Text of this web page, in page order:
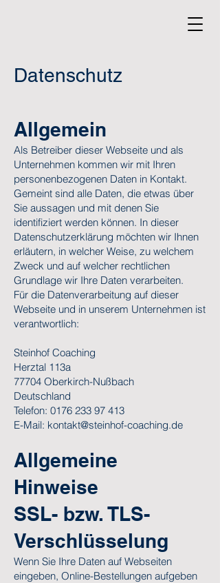
Datenschutz
Allgemein
Als Betreiber dieser Webseite und als
Unternehmen kommen wir mit Ihren
personenbezogenen Daten in Kontakt.
Gemeint sind alle Daten, die etwas über
Sie aussagen und mit denen Sie
identifiziert werden können. In dieser
Datenschutzerklärung möchten wir Ihnen
erläutern, in welcher Weise, zu welchem
Zweck und auf welcher rechtlichen
Grundlage wir Ihre Daten verarbeiten.
Für die Datenverarbeitung auf dieser
Webseite und in unserem Unternehmen ist
verantwortlich:
Steinhof Coaching
Herztal 113a
77704 Oberkirch-Nußbach
Deutschland
Telefon: 0176 233 97 413
E-Mail: kontakt@steinhof-coaching.de
Allgemeine
Hinweise
SSL- bzw. TLS-
Verschlüsselung
Wenn Sie Ihre Daten auf Webseiten
eingeben, Online-Bestellungen aufgeben